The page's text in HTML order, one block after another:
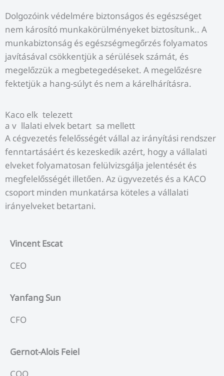
Dolgozóink védelmére biztonságos és egészséget
nem károsító munkakörülményeket biztosítunk.. A
munkabiztonság és egészségmegőrzés folyamatos
javításával csökkentjük a sérülések számát, és
megelőzzük a megbetegedéseket. A megelőzésre
fektetjük a hang-súlyt és nem a kárelhárításra.
Kaco elk telezett
a v llalati elvek betart sa mellett
A cégvezetés felelősségét vállal az irányítási rendszer
fenntartásáért és kezeskedik azért, hogy a vállalati
elveket folyamatosan felülvizsgálja jelentését és
megfelelősségét illetően. Az ügyvezetés és a KACO
csoport minden munkatársa köteles a vállalati
irányelveket betartani.
Vincent Escat
CEO
Yanfang Sun
CFO
Gernot-Alois Feiel
COO